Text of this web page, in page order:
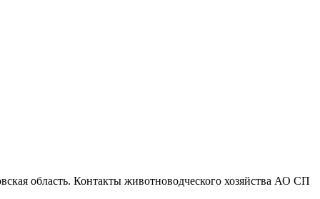
область. Контакты животноводческого хозяйства АО СП